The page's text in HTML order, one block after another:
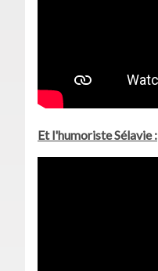
Et l'humoriste Sélavie :